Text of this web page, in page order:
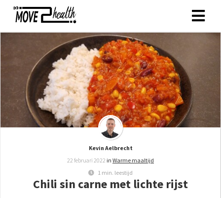
Kevin Aelbrecht
22 februari 2022 in Warme maaltijd
1 min. leestijd
Chili sin carne met lichte rijst